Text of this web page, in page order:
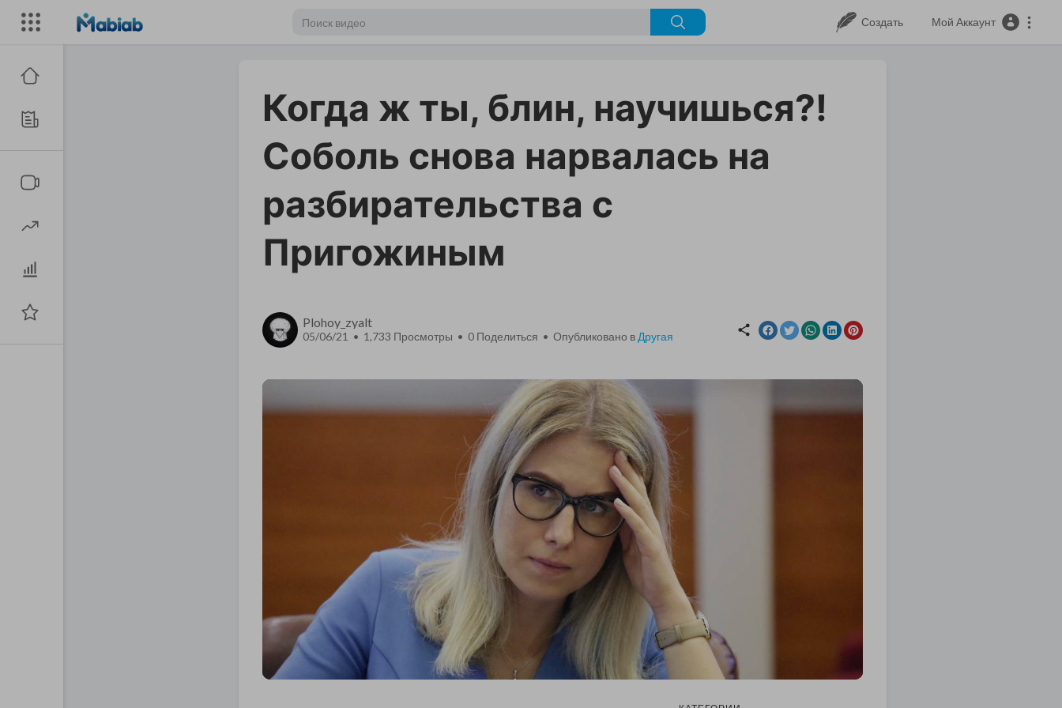
Создать Мой Аккаунт
Когда ж ты, блин, научишься?!
Соболь снова нарвалась на
разбирательства с
Пригожиным
Plohoy_zyalt
05/06/21 • 1,733 Просмотры • 0 Поделиться • Опубликовано в Другая